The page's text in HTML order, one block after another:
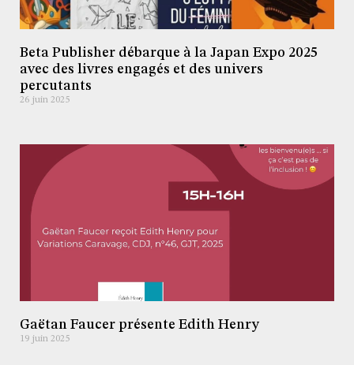
Beta Publisher débarque à la Japan Expo 2025
avec des livres engagés et des univers
percutants
26 juin 2025
Gaëtan Faucer présente Edith Henry
19 juin 2025